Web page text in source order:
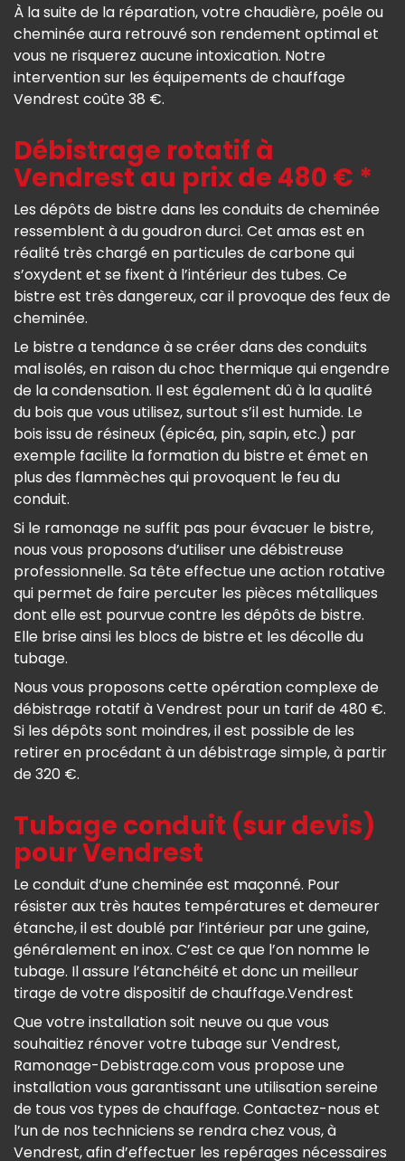
À la suite de la réparation, votre chaudière, poêle ou
cheminée aura retrouvé son rendement optimal et
vous ne risquerez aucune intoxication. Notre
intervention sur les équipements de chauffage
Vendrest coûte 38 €.
Débistrage rotatif à
Vendrest au prix de 480 € *
Les dépôts de bistre dans les conduits de cheminée
ressemblent à du goudron durci. Cet amas est en
réalité très chargé en particules de carbone qui
s’oxydent et se fixent à l’intérieur des tubes. Ce
bistre est très dangereux, car il provoque des feux de
cheminée.
Le bistre a tendance à se créer dans des conduits
mal isolés, en raison du choc thermique qui engendre
de la condensation. Il est également dû à la qualité
du bois que vous utilisez, surtout s’il est humide. Le
bois issu de résineux (épicéa, pin, sapin, etc.) par
exemple facilite la formation du bistre et émet en
plus des flammèches qui provoquent le feu du
conduit.
Si le ramonage ne suffit pas pour évacuer le bistre,
nous vous proposons d’utiliser une débistreuse
professionnelle. Sa tête effectue une action rotative
qui permet de faire percuter les pièces métalliques
dont elle est pourvue contre les dépôts de bistre.
Elle brise ainsi les blocs de bistre et les décolle du
tubage.
Nous vous proposons cette opération complexe de
débistrage rotatif à Vendrest pour un tarif de 480 €.
Si les dépôts sont moindres, il est possible de les
retirer en procédant à un débistrage simple, à partir
de 320 €.
Tubage conduit (sur devis)
pour Vendrest
Le conduit d’une cheminée est maçonné. Pour
résister aux très hautes températures et demeurer
étanche, il est doublé par l’intérieur par une gaine,
généralement en inox. C’est ce que l’on nomme le
tubage. Il assure l’étanchéité et donc un meilleur
tirage de votre dispositif de chauffage.Vendrest
Que votre installation soit neuve ou que vous
souhaitiez rénover votre tubage sur Vendrest,
Ramonage-Debistrage.com vous propose une
installation vous garantissant une utilisation sereine
de tous vos types de chauffage. Contactez-nous et
l’un de nos techniciens se rendra chez vous, à
Vendrest, afin d’effectuer les repérages nécessaires